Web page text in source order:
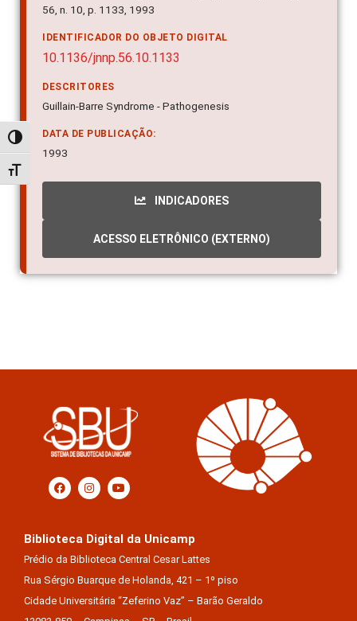
Alternar alto contraste
Alternar tamanho da fonte
56, n. 10, p. 1133, 1993
IDENTIFICADOR DO OBJETO DIGITAL
10.1136/jnnp.56.10.1133
DESCRITORES
Guillain-Barre Syndrome - Pathogenesis
DATA DE PUBLICAÇÃO:
1993
INDICADORES
ACESSO ELETRÔNICO (EXTERNO)
Biblioteca Digital da Unicamp
Prédio da Biblioteca Central Cesar Lattes
Rua Sérgio Buarque de Holanda, 421 – 1º piso
Cidade Universitária “Zeferino Vaz” – Barão Geraldo